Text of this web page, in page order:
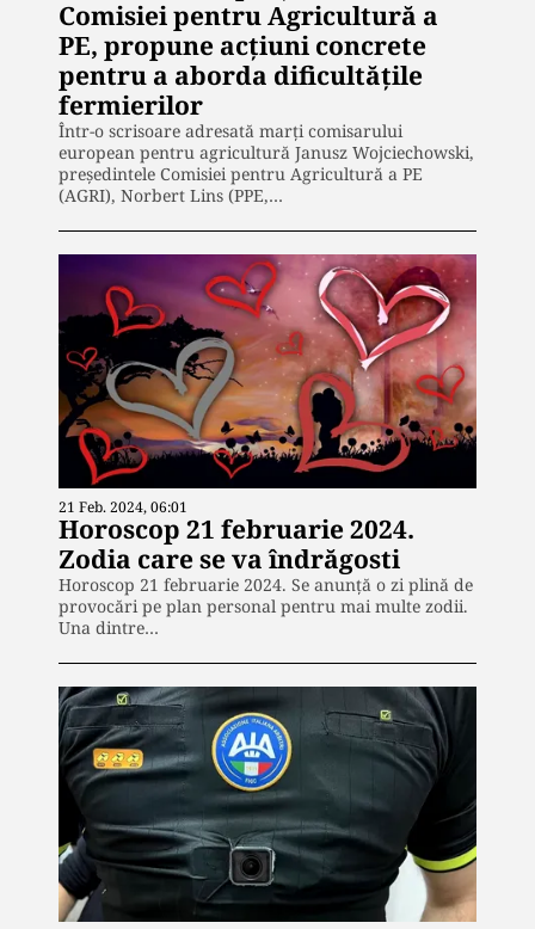
Comisiei pentru Agricultură a
PE, propune acțiuni concrete
pentru a aborda dificultățile
fermierilor
Într-o scrisoare adresată marți comisarului
european pentru agricultură Janusz Wojciechowski,
președintele Comisiei pentru Agricultură a PE
(AGRI), Norbert Lins (PPE,…
21 Feb. 2024, 06:01
Horoscop 21 februarie 2024.
Zodia care se va îndrăgosti
Horoscop 21 februarie 2024. Se anunță o zi plină de
provocări pe plan personal pentru mai multe zodii.
Una dintre…